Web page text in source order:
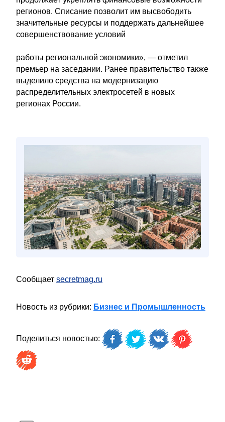
регионов. Списание позволит им высвободить
значительные ресурсы и поддержать дальнейшее
совершенствование условий
работы региональной экономики», — отметил
премьер на заседании. Ранее правительство также
выделило средства на модернизацию
распределительных электросетей в новых
регионах России.
Сообщает secretmag.ru
Новость из рубрики: Бизнес и Промышленность
Поделиться новостью: